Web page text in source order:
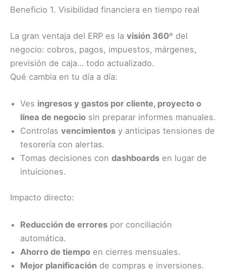
Beneficio 1. Visibilidad financiera en tiempo real
La gran ventaja del ERP es la visión 360º del
negocio: cobros, pagos, impuestos, márgenes,
previsión de caja… todo actualizado.
Qué cambia en tu día a día:
Ves ingresos y gastos por cliente, proyecto o
línea de negocio sin preparar informes manuales.
Controlas vencimientos y anticipas tensiones de
tesorería con alertas.
Tomas decisiones con dashboards en lugar de
intuiciones.
Impacto directo:
Reducción de errores por conciliación
automática.
Ahorro de tiempo en cierres mensuales.
Mejor planificación de compras e inversiones.